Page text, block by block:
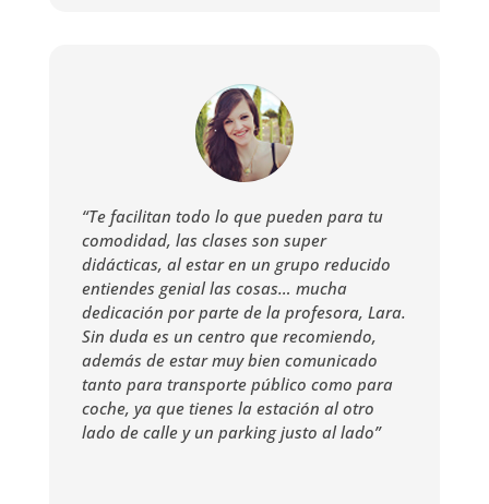
“Te facilitan todo lo que pueden para tu
comodidad, las clases son super
didácticas, al estar en un grupo reducido
entiendes genial las cosas… mucha
dedicación por parte de la profesora, Lara.
Sin duda es un centro que recomiendo,
además de estar muy bien comunicado
tanto para transporte público como para
coche, ya que tienes la estación al otro
lado de calle y un parking justo al lado”